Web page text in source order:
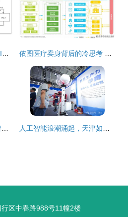
区中春路988号11幢2楼